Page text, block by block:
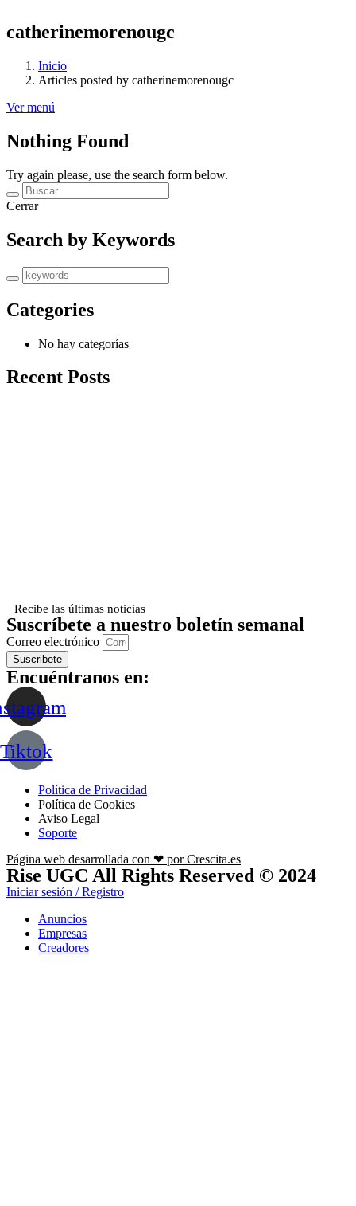
catherinemorenougc
Inicio
Articles posted by catherinemorenougc
Ver menú
Nothing Found
Try again please, use the search form below.
Cerrar
Search by Keywords
Categories
No hay categorías
Recent Posts
Recibe las últimas noticias
Suscríbete a nuestro boletín semanal
Correo electrónico
Suscribete
Encuéntranos en:
Tiktok
Política de Privacidad
Política de Cookies
Aviso Legal
Soporte
Página web desarrollada con ❤ por Crescita.es
Rise UGC All Rights Reserved © 2024
Iniciar sesión / Registro
Anuncios
Empresas
Creadores